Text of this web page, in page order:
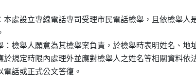
本處設立專線電話專司受理市民電話檢舉，且依檢舉人
：檢舉人願意為其檢舉案負責，於檢舉時表明姓名、地
應於規定時限內處理外並應對檢舉人之姓名等相關資料依
以電話或正式公文答復。